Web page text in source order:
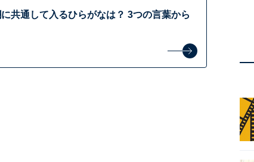
共通して入るひらがなは？ 3つの言葉から